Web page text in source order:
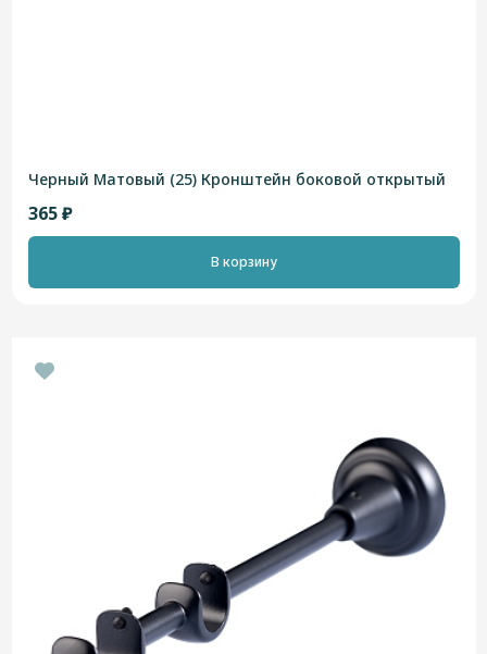
Черный Матовый (25) Кронштейн боковой открытый
365 ₽
В корзину